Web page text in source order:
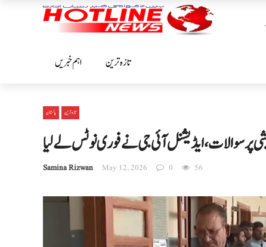
اہم خبریں تازہ ترین
پاکستان تازہ ترین
پر سوالات، ایڈیشنل آئی جی نے فوری نوٹس لے لیا
Samina Rizwan May 12, 2026 0 56